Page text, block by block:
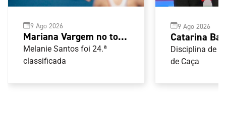
9 Ago 2026
Mariana Vargem no top-
10 da Taça do Mundo de
Assunção
Melanie Santos foi 24.ª
classificada
9 Ago 2026
Catarina
campeã da
23 de Trap
Disciplina de
de Caça